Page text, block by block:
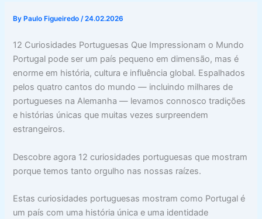
By Paulo Figueiredo/24.02.2026
12 Curiosidades Portuguesas Que Impressionam o Mundo
Portugal pode ser um país pequeno em dimensão, mas é
enorme em história, cultura e influência global. Espalhados
pelos quatro cantos do mundo — incluindo milhares de
portugueses na Alemanha — levamos connosco tradições
e histórias únicas que muitas vezes surpreendem
estrangeiros.
Descobre agora 12 curiosidades portuguesas que mostram
porque temos tanto orgulho nas nossas raízes.
Estas curiosidades portuguesas mostram como Portugal é
um país com uma história única e uma identidade